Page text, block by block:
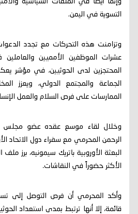
وإنما أيضاً في الملفات السياسية
التسوية في اليمن.
وتزامنت هذه التحركات مع تجدد
عشرات الموظفين الأمميين والعاملين
المحتجزين لدى الحوثيين، في مؤشر
الجماعة والمجتمع الدولي، ويعزز
الممارسات على فرص السلام والعمل
وخلال لقاء موسع عقده عضو مجلس
الرحمن المحرمي مع سفراء دول الاتحاد
البعثة الأوروبية باتريك سيمونيه، برز ملف
الأكثر حضوراً في النقاشات.
وأكد المحرمي أن فرص التوصل إلى
قائمة، إلا أنها ترتبط بمدى استعداد